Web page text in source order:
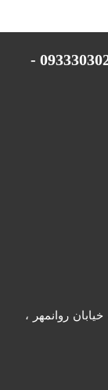
پشتیبانی در ساعات غیر اداری 09333030294 -
روانمهر ،